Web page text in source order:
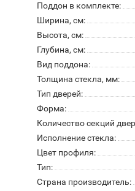
Поддон в комплекте:
Ширина, см:
Высота, см:
Глубина, см:
Вид поддона:
Толщина стекла, мм:
Тип дверей:
Форма:
Количество секций
Исполнение стекла:
Цвет профиля:
Тип:
Страна производитель: